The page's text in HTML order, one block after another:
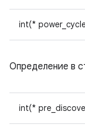
int(*
Определение в
int(*